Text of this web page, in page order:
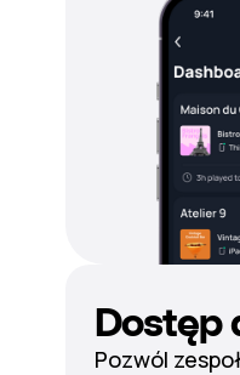
Dostęp
Pozwól